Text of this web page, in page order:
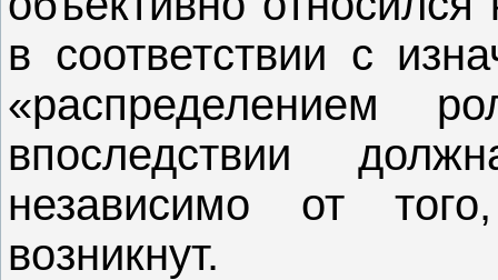
в соответствии с
«распределением
впоследствии
независимо от
возникнут.